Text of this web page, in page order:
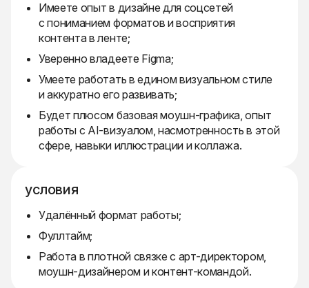
Имеете опыт в дизайне для соцсетей
с пониманием форматов и восприятия
контента в ленте;
Уверенно владеете Figma;
Умеете работать в едином визуальном стиле
и аккуратно его развивать;
Будет плюсом базовая моушн-графика, опыт
работы с AI-визуалом, насмотренность в этой
сфере, навыки иллюстрации и коллажа.
условия
Удалённый формат работы;
Фуллтайм;
Работа в плотной связке с арт-директором,
моушн-дизайнером и контент-командой.